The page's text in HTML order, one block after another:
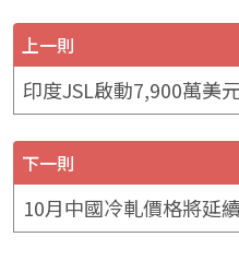
上一則
印度JSL啟動7,900萬美
下一則
10月中國冷軋價格將延